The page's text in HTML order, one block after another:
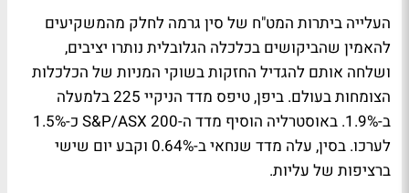
העלייה ביתרות המט"ח של סין גרמה לחלק מהמשקיעים
להאמין שהביקושים בכלכלה הגלובלית נותרו יציבים,
ושלחה אותם להגדיל החזקות בשוקי המניות של הכלכלות
הצומחות בעולם. ביפן, טיפס מדד הניקיי 225 בלמעלה
ב-1.9%. באוסטרליה הוסיף מדד ה-S&P/ASX 200 כ-1.5%
לערכו. בסין, עלה מדד שנחאי ב-0.64% וקבע יום שישי
ברציפות של עליות.